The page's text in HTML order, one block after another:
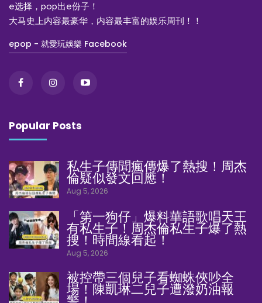
e选择，pop出e份子！
大马史上内容最豪华，内容最丰富的娱乐周刊！！
epop - 就愛玩娛樂 Facebook
Popular Posts
私生子傳聞瘋傳爆了熱搜！周杰
倫疑似發文回應！
Aug 5, 2026
「第一狗仔」爆料華語歌唱天王
有私生子！周杰倫私生子爆了熱
搜！時間線看起！
Aug 5, 2026
被控帶三個兒子看蜘蛛俠吵全
場！陳凱琳二兒子遭潑奶油報